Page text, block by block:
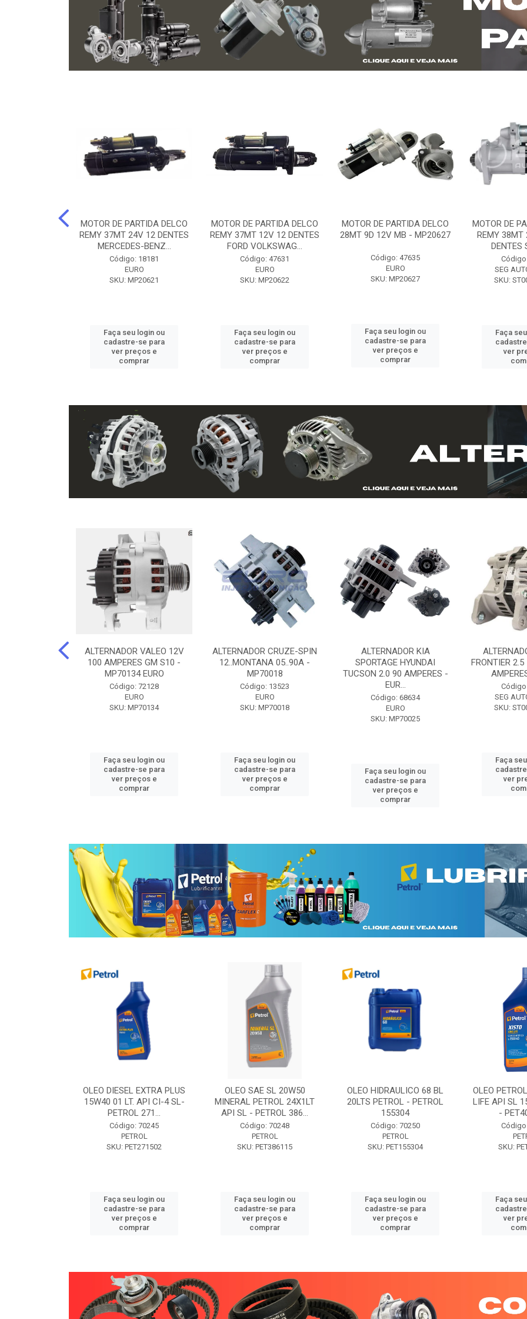
MOTOR DE PARTIDA DELCO
REMY 37MT 24V 12 DENTES
MERCEDES-BENZ...
Código: 18181
EURO
SKU: MP20621
Faça seu login ou
cadastre-se para
ver preços e
comprar
MOTOR DE PARTIDA DELCO
REMY 37MT 12V 12 DENTES
FORD VOLKSWAG...
Código: 47631
EURO
SKU: MP20622
Faça seu login ou
cadastre-se para
ver preços e
comprar
MOTOR DE PARTIDA DELCO
28MT 9D 12V MB - MP20627
Código: 47635
EURO
SKU: MP20627
Faça seu login ou
cadastre-se para
ver preços e
comprar
MOTOR DE
REMY 38MT
DENTES
SEG
SKU:
Faça
ver
ALTERNADOR VALEO 12V
100 AMPERES GM S10 -
MP70134 EURO
Código: 72128
EURO
SKU: MP70134
Faça seu login ou
cadastre-se para
ver preços e
comprar
ALTERNADOR CRUZE-SPIN
12..MONTANA 05..90A -
MP70018
Código: 13523
EURO
SKU: MP70018
Faça seu login ou
cadastre-se para
ver preços e
comprar
ALTERNADOR KIA
SPORTAGE HYUNDAI
TUCSON 2.0 90 AMPERES -
EUR...
Código: 68634
EURO
SKU: MP70025
Faça seu login ou
cadastre-se para
ver preços e
comprar
FRONTIER
SEG
SKU:
Faça
ver
OLEO DIESEL EXTRA PLUS
15W40 01 LT. API CI-4 SL-
PETROL 271...
Código: 70245
PETROL
SKU: PET271502
Faça seu login ou
cadastre-se para
ver preços e
comprar
OLEO SAE SL 20W50
MINERAL PETROL 24X1LT
API SL - PETROL 386...
Código: 70248
PETROL
SKU: PET386115
Faça seu login ou
cadastre-se para
ver preços e
comprar
OLEO HIDRAULICO 68 BL
20LTS PETROL - PETROL
155304
Código: 70250
PETROL
SKU: PET155304
Faça seu login ou
cadastre-se para
ver preços e
comprar
OLEO
LIFE API SL
-
SKU:
Faça
ver